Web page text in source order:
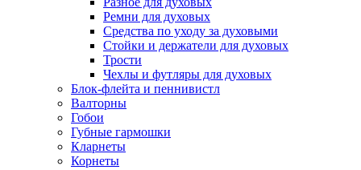
Ремни для духовых
Средства по уходу за духовыми
Стойки и держатели для духовых
Трости
Чехлы и футляры для духовых
Блок-флейта и пеннивистл
Валторны
Гобои
Губные гармошки
Кларнеты
Корнеты